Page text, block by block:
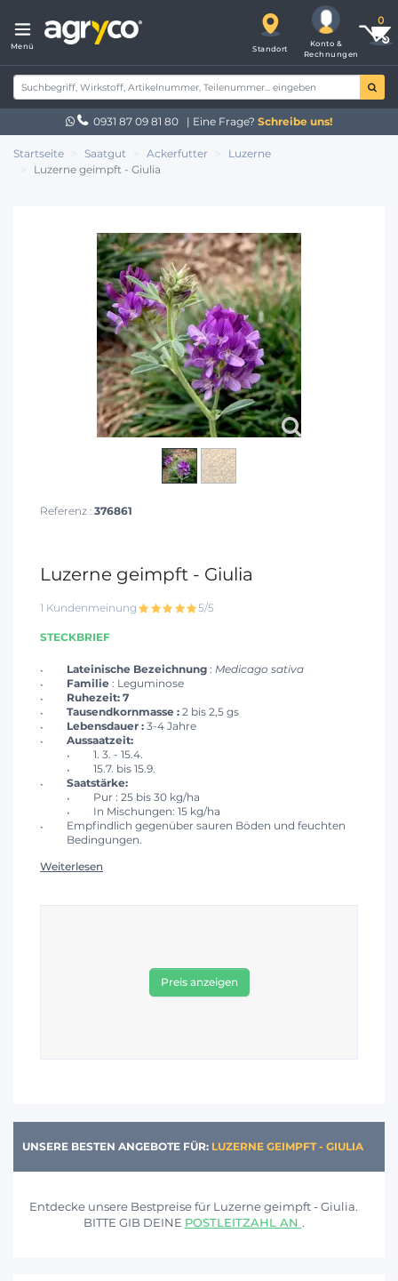
Menü Standort
Konto &
Rechnungen
0931 87 09 81 80 | Eine Frage? Schreibe uns!
Startseite Saatgut Ackerfutter
Luzerne
Luzerne geimpft - Giulia
Referenz : 376861
Luzerne geimpft - Giulia
1 Kundenmeinung 5/5
STECKBRIEF
Lateinische Bezeichnung : Medicago sativa
Familie : Leguminose
Ruhezeit: 7
Tausendkornmasse : 2 bis 2,5 gs
Lebensdauer : 3-4 Jahre
Aussaatzeit:
1. 3. - 15.4.
15.7. bis 15.9.
Saatstärke:
Pur : 25 bis 30 kg/ha
In Mischungen: 15 kg/ha
Empfindlich gegenüber sauren Böden und feuchten
Bedingungen.
Weiterlesen
Preis anzeigen
UNSERE BESTEN ANGEBOTE FÜR: LUZERNE GEIMPFT - GIULIA
Entdecke unsere Bestpreise für Luzerne geimpft - Giulia.
BITTE GIB DEINE POSTLEITZAHL AN .